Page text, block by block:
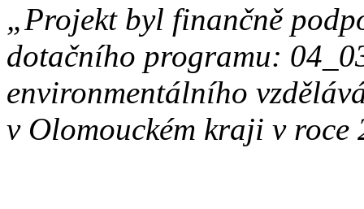
„Projekt byl finančně
dotačního programu:
environmentálního
v Olomouckém kraji v roce